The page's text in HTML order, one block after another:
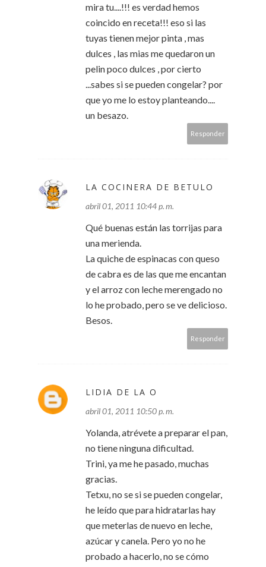
mira tu....!!! es verdad hemos
coincido en receta!!! eso si las
tuyas tienen mejor pinta , mas
dulces , las mias me quedaron un
pelin poco dulces , por cierto
...sabes si se pueden congelar? por
que yo me lo estoy planteando....
un besazo.
Responder
LA COCINERA DE BETULO
abril 01, 2011 10:44 p. m.
Qué buenas están las torrijas para
una merienda.
La quiche de espinacas con queso
de cabra es de las que me encantan
y el arroz con leche merengado no
lo he probado, pero se ve delicioso.
Besos.
Responder
LIDIA DE LA O
abril 01, 2011 10:50 p. m.
Yolanda, atrévete a preparar el pan,
no tiene ninguna dificultad.
Trini, ya me he pasado, muchas
gracias.
Tetxu, no se si se pueden congelar,
he leído que para hidratarlas hay
que meterlas de nuevo en leche,
azúcar y canela. Pero yo no he
probado a hacerlo, no se cómo